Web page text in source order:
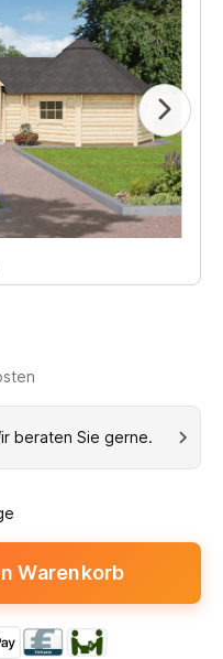
beraten Sie gerne.
Warenkorb